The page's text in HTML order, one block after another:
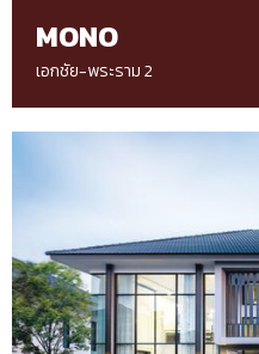
MONO
เอกชัย-พระราม 2